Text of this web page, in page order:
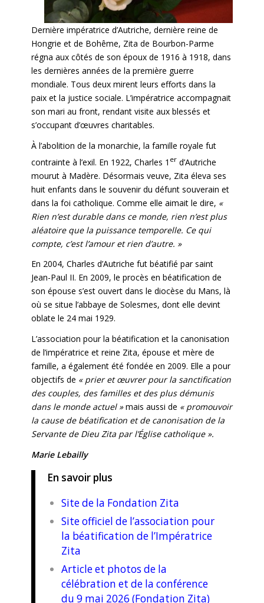
Dernière impératrice d’Autriche, dernière reine de
Hongrie et de Bohême, Zita de Bourbon-Parme
régna aux côtés de son époux de 1916 à 1918, dans
les dernières années de la première guerre
mondiale. Tous deux mirent leurs efforts dans la
paix et la justice sociale. L’impératrice accompagnait
son mari au front, rendant visite aux blessés et
s’occupant d’œuvres charitables.
À l’abolition de la monarchie, la famille royale fut
contrainte à l’exil. En 1922, Charles 1 erd’Autriche
mourut à Madère. Désormais veuve, Zita éleva ses
huit enfants dans le souvenir du défunt souverain et
dans la foi catholique. Comme elle aimait le dire, «
Rien n’est durable dans ce monde, rien n’est plus
aléatoire que la puissance temporelle. Ce qui
compte, c’est l’amour et rien d’autre. »
En 2004, Charles d’Autriche fut béatifié par saint
Jean-Paul II. En 2009, le procès en béatification de
son épouse s’est ouvert dans le diocèse du Mans, là
où se situe l’abbaye de Solesmes, dont elle devint
oblate le 24 mai 1929.
L’association pour la béatification et la canonisation
de l’impératrice et reine Zita, épouse et mère de
famille, a également été fondée en 2009. Elle a pour
objectifs de « prier et œuvrer pour la sanctification
des couples, des familles et des plus démunis
dans le monde actuel »mais aussi de « promouvoir
la cause de béatification et de canonisation de la
Servante de Dieu Zita par l’Église catholique ».
Marie Lebailly
En savoir plus
Site de la Fondation Zita
Site officiel de l’association pour
la béatification de l’Impératrice
Zita
Article et photos de la
célébration et de la conférence
du 9 mai 2026 (Fondation Zita)